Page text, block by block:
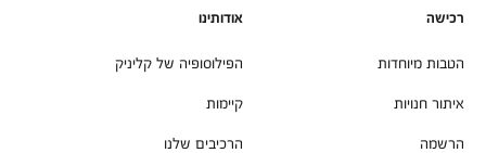
רכישה
הטבות מיוחדות
איתור חנויות
הרשמה
אודותינו
הפילוסופיה של קליניק
קיימות
הרכיבים שלנו